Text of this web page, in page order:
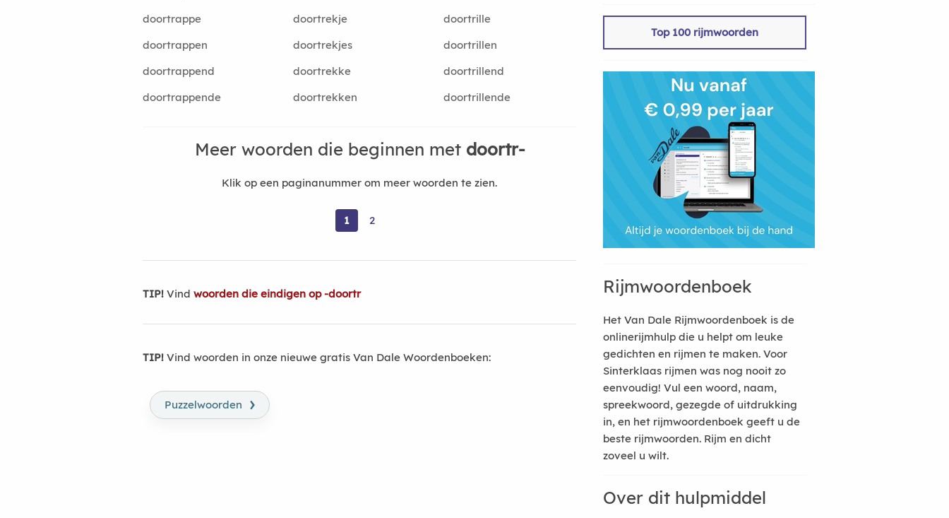
doortrappe
doortrekje
doortrille
doortrappen
doortrekjes
doortrillen
doortrappend
doortrekke
doortrillend
doortrappende
doortrekken doortrillende
Meer woorden die beginnen met doortr-
Klik op een paginanummer om meer woorden te zien.
1 2
TIP! Vind woorden die eindigen op -doortr
TIP! Vind woorden in onze nieuwe gratis Van Dale Woordenboeken:
Puzzelwoorden ›
Top 100 rijmwoorden
Rijmwoordenboek
Het Van Dale Rijmwoordenboek is de
onlinerijmhulp die u helpt om leuke
gedichten en rijmen te maken. Voor
Sinterklaas rijmen was nog nooit zo
eenvoudig! Vul een woord, naam,
spreekwoord, gezegde of uitdrukking
in, en het rijmwoordenboek geeft u de
beste rijmwoorden. Rijm en dicht
zoveel u wilt.
Over dit hulpmiddel